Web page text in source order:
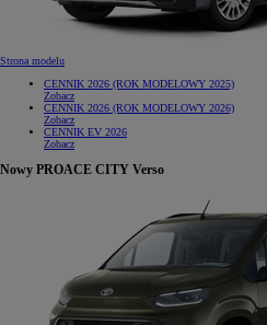
Strona modelu
CENNIK 2026 (ROK MODELOWY 2025)
Zobacz
CENNIK 2026 (ROK MODELOWY 2026)
Zobacz
CENNIK EV 2026
Zobacz
Nowy PROACE CITY Verso